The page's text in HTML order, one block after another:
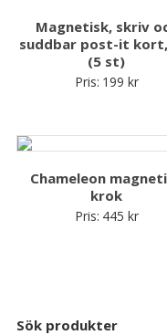
Magnetisk, skriv
suddbar post-it
(5 st)
Pris: 199 kr
Chameleon
krok
Pris: 445 kr
Sök produkter